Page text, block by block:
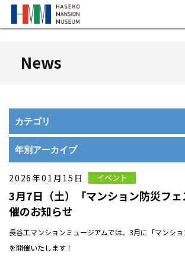
News
カテゴリ
全て
お知らせ
重要
イベント
Other
年別アーカイブ
2026 年
2025 年
2024 年
2023 年
2026年01月15日 イベント
3月7日（土）「マンション防災フ
催のお知らせ
長谷工マンションミュージアムでは、 3月に「マンシ
を開催いたします！